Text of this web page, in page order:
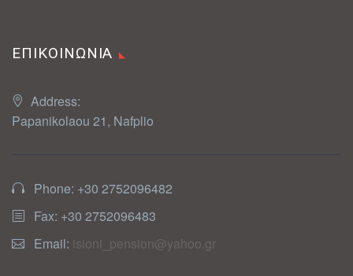
ΕΠΙΚΟΙΝΩΝΙΑ
Address:
Papanikolaou 21, Nafplio
Phone: +30 2752096482
Fax: +30 2752096483
Email: isioni_pension@yahoo.gr